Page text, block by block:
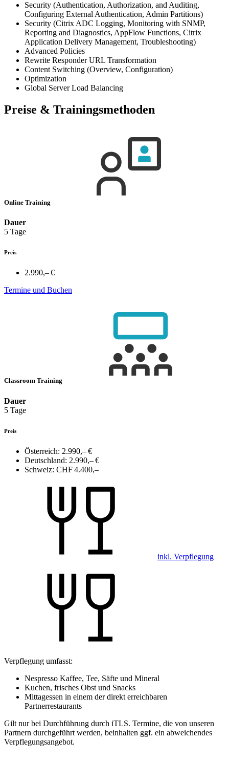
Security (Authentication, Authorization, and Auditing,
Configuring External Authentication, Admin Partitions)
Security (Citrix ADC Logging, Monitoring with SNMP,
Reporting and Diagnostics, AppFlow Functions, Citrix
Application Delivery Management, Troubleshooting)
Advanced Policies
Rewrite Responder URL Transformation
Content Switching (Overview, Configuration)
Optimization
Global Server Load Balancing
Preise & Trainingsmethoden
Online Training
Dauer
5 Tage
Preis
2.990,– €
Termine und Buchen
Classroom Training
Dauer
5 Tage
Preis
Österreich: 2.990,– €
Deutschland: 2.990,– €
Schweiz: CHF 4.400,–
inkl. Verpflegung
Verpflegung umfasst:
Nespresso Kaffee, Tee, Säfte und Mineral
Kuchen, frisches Obst und Snacks
Mittagessen in einem der direkt erreichbaren
Partnerrestaurants
Gilt nur bei Durchführung durch iTLS. Termine, die von unseren
Partnern durchgeführt werden, beinhalten ggf. ein abweichendes
Verpflegungsangebot.